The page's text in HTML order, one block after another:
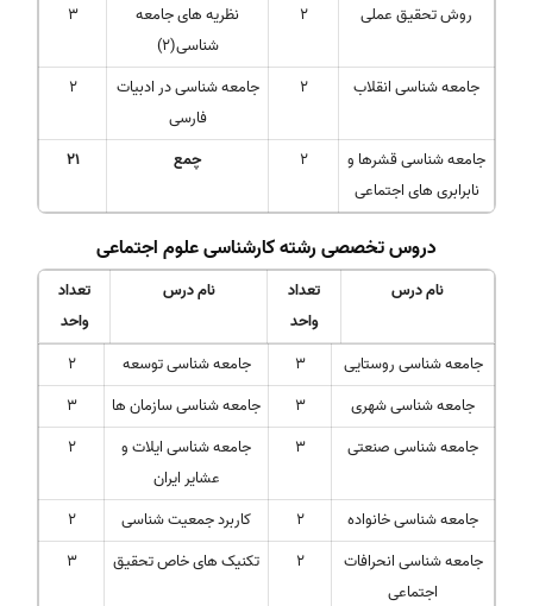
روش تحقیق عملی 2
نظریه های جامعه
شناسی(2)
3
جامعه شناسی انقلاب 2
جامعه شناسی در ادبیات
فارسی
2
جامعه شناسی قشرها و
نابرابری های اجتماعی
2 چمع 21
دروس تخصصی رشته کارشناسی علوم اجتماعی
نام درس
تعداد
واحد
نام درس
تعداد
واحد
جامعه شناسی روستایی
3 جامعه شناسی توسعه
2
جامعه شناسی شهری
3 جامعه شناسی سازمان ها
3
جامعه شناسی صنعتی
3
جامعه شناسی ایلات و
عشایر ایران
2
جامعه شناسی خانواده 2 کاربرد جمعیت شناسی
2
جامعه شناسی انحرافات
اجتماعی
2 تکنیک های خاص تحقیق 3